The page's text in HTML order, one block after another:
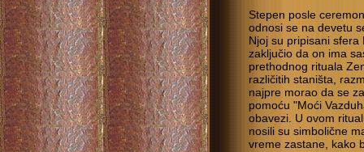
Stepen posle
odnosi se na devetu
Njoj su pripisani sfera
zaključio da on ima
prethodnog rituala
različitih staništa,
najpre morao da se
pomoću "Moći
obavezi. U ovom
nosili su simbolične
vreme zastane, kako